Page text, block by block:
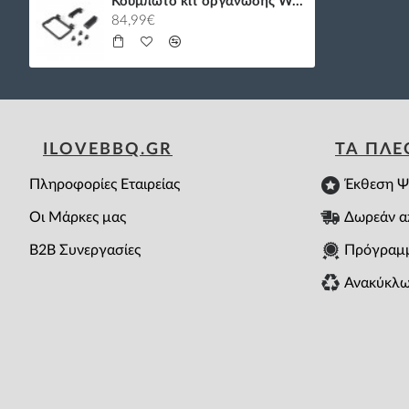
84,99€
ILOVEBBQ.GR
Πληροφορίες Εταιρείας
Οι Μάρκες μας
B2B Συνεργασίες
ΤΑ
Έκθεση
Δωρεάν